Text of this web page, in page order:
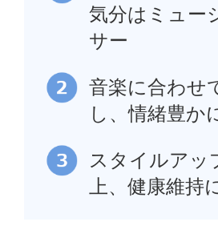
気分はミュー
サー
音楽に合わせ
し、情緒豊か
スタイルアッ
上、健康維持